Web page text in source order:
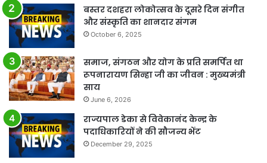
बस्तर दशहरा लोकोत्सव के दूसरे दिन संगीत
और संस्कृति का शानदार संगम
October 6, 2025
समाज, संगठन और योग के प्रति समर्पित था
रूपनारायण सिन्हा जी का जीवन : मुख्यमंत्री
साय
June 6, 2026
राज्यपाल डेका से विवेकानंद केन्द्र के
पदाधिकारियों ने की सौजन्य भेंट
December 29, 2025